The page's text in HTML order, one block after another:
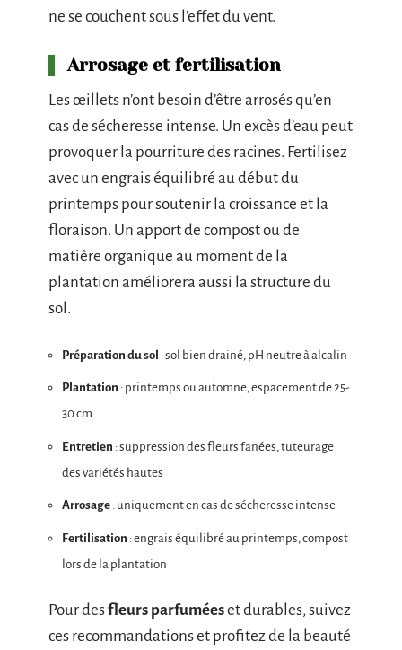
ne se couchent sous l’effet du vent.
Arrosage et fertilisation
Les œillets n’ont besoin d’être arrosés qu’en
cas de sécheresse intense. Un excès d’eau peut
provoquer la pourriture des racines. Fertilisez
avec un engrais équilibré au début du
printemps pour soutenir la croissance et la
floraison. Un apport de compost ou de
matière organique au moment de la
plantation améliorera aussi la structure du
sol.
Préparation du sol : sol bien drainé, pH neutre à alcalin
Plantation : printemps ou automne, espacement de 25-
30 cm
Entretien : suppression des fleurs fanées, tuteurage
des variétés hautes
Arrosage : uniquement en cas de sécheresse intense
Fertilisation : engrais équilibré au printemps, compost
lors de la plantation
Pour desfleurs parfuméeset durables, suivez
ces recommandations et profitez de la beauté